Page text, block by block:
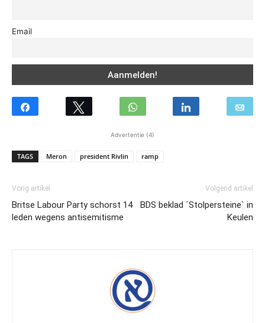
Email
Advertentie (4)
TAGS Meron president Rivlin ramp
Vorig artikel
Britse Labour Party schorst 14
leden wegens antisemitisme
Volgend artikel
BDS beklad ´Stolpersteine` in
Keulen